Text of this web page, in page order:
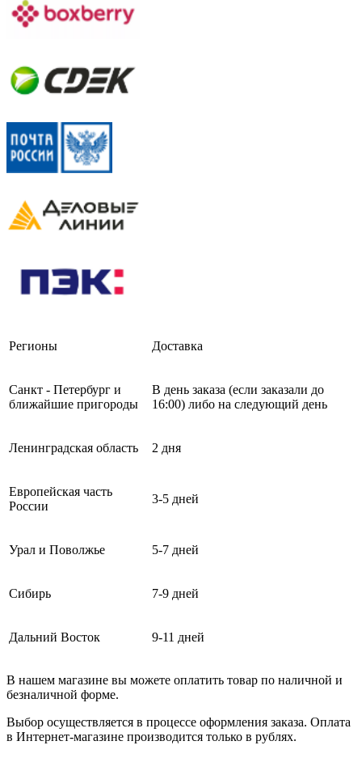
Регионы Доставка
Санкт - Петербург и
ближайшие пригороды
В день заказа (если заказали до
16:00) либо на следующий день
Ленинградская область 2 дня
Европейская часть
России
3-5 дней
Урал и Поволжье 5-7 дней
Сибирь 7-9 дней
Дальний Восток 9-11 дней
В нашем магазине вы можете оплатить товар по наличной и
безналичной форме.
Выбор осуществляется в процессе оформления заказа. Оплата
в Интернет-магазине производится только в рублях.